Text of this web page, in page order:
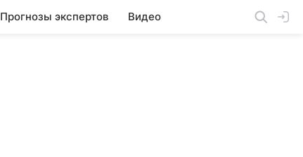
Прогнозы экспертов Видео